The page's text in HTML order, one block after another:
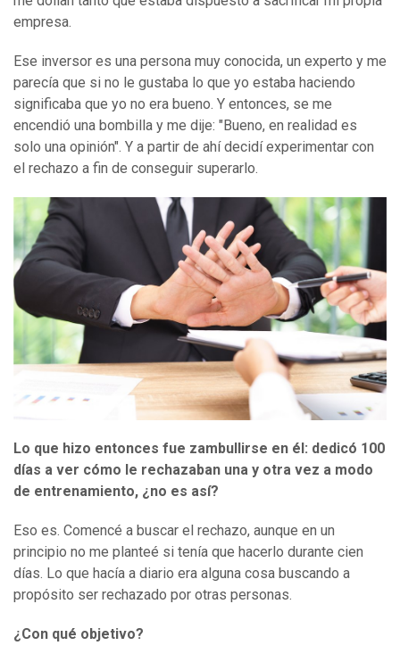
empresa.
Ese inversor es una persona muy conocida, un experto y me
parecía que si no le gustaba lo que yo estaba haciendo
significaba que yo no era bueno. Y entonces, se me
encendió una bombilla y me dije: "Bueno, en realidad es
solo una opinión". Y a partir de ahí decidí experimentar con
el rechazo a fin de conseguir superarlo.
Lo que hizo entonces fue zambullirse en él: dedicó 100
días a ver cómo le rechazaban una y otra vez a modo
de entrenamiento, ¿no es así?
Eso es. Comencé a buscar el rechazo, aunque en un
principio no me planteé si tenía que hacerlo durante cien
días. Lo que hacía a diario era alguna cosa buscando a
propósito ser rechazado por otras personas.
¿Con qué objetivo?